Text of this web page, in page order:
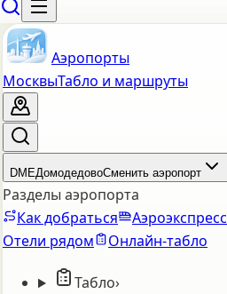
Аэропорты
МосквыТабло и маршруты
DMEДомодедовоСменить аэропорт
Разделы аэропорта
Как добраться
Аэроэкспресс
Отели рядом
Онлайн-табло
Табло›